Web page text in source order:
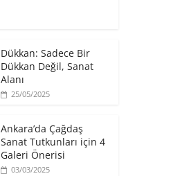
​Dükkan: Sadece Bir
Dükkan Değil, Sanat
Alanı
25/05/2025
Ankara’da Çağdaş
Sanat Tutkunları için 4
Galeri Önerisi
03/03/2025